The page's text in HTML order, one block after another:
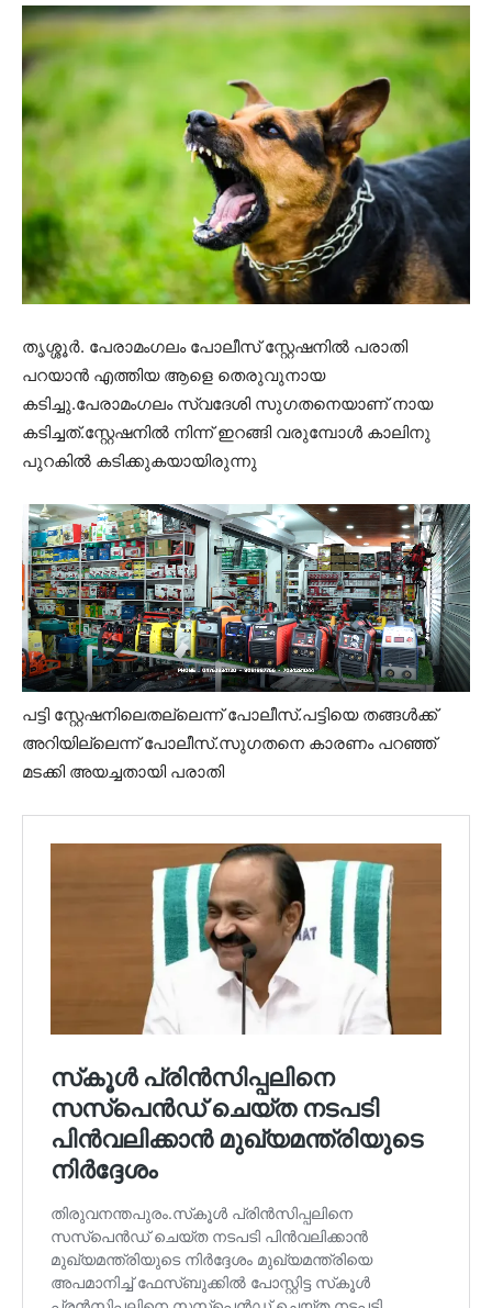
തൃശ്ശൂർ. പേരാമംഗലം പോലീസ് സ്റ്റേഷനിൽ പരാതി
പറയാൻ എത്തിയ ആളെ തെരുവുനായ
കടിച്ചു.പേരാമംഗലം സ്വദേശി സുഗതനെയാണ് നായ
കടിച്ചത്.സ്റ്റേഷനിൽ നിന്ന് ഇറങ്ങി വരുമ്പോൾ കാലിനു
പുറകിൽ കടിക്കുകയായിരുന്നു
പട്ടി സ്റ്റേഷനിലെതല്ലെന്ന് പോലീസ്.പട്ടിയെ തങ്ങൾക്ക്
അറിയില്ലെന്ന് പോലീസ്.സുഗതനെ കാരണം പറഞ്ഞ്
മടക്കി അയച്ചതായി പരാതി